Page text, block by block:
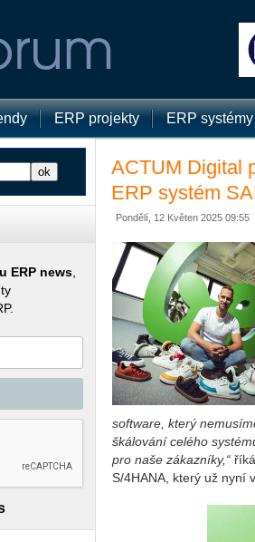
ERP projekty ERP systémy
ERP news
ACTUM Digital
ERP systém
Pondělí, 12 Květen 2025 09:55
software, který
škálování celého
pro naše zákazníky,“
S/4HANA, který už nyní